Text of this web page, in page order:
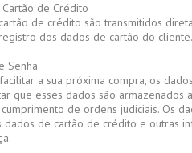
de Crédito
de crédito são transmitidos
dos dados de cartão do cliente.
Senha
a sua próxima compra, os
que esses dados são
de ordens judiciais. Os
dados de cartão de crédito e outras